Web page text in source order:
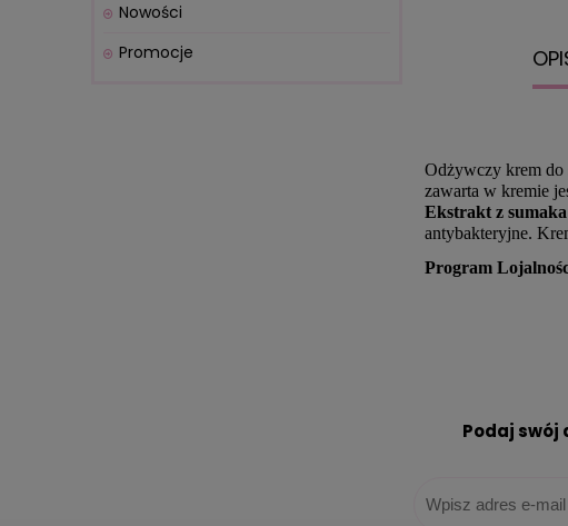
Nowości
Promocje
Odżywczy krem do
zawarta w kremie
Ekstrakt z sumaka
antybakteryjne.
Program
Podaj swój